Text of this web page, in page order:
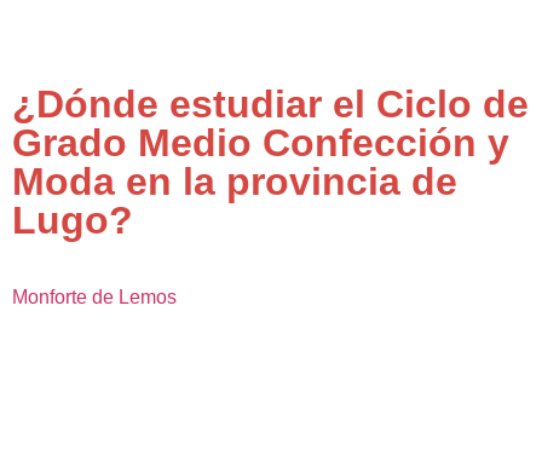
¿Dónde estudiar el Ciclo de
Grado Medio Confección y
Moda en la provincia de
Lugo?
Monforte de Lemos